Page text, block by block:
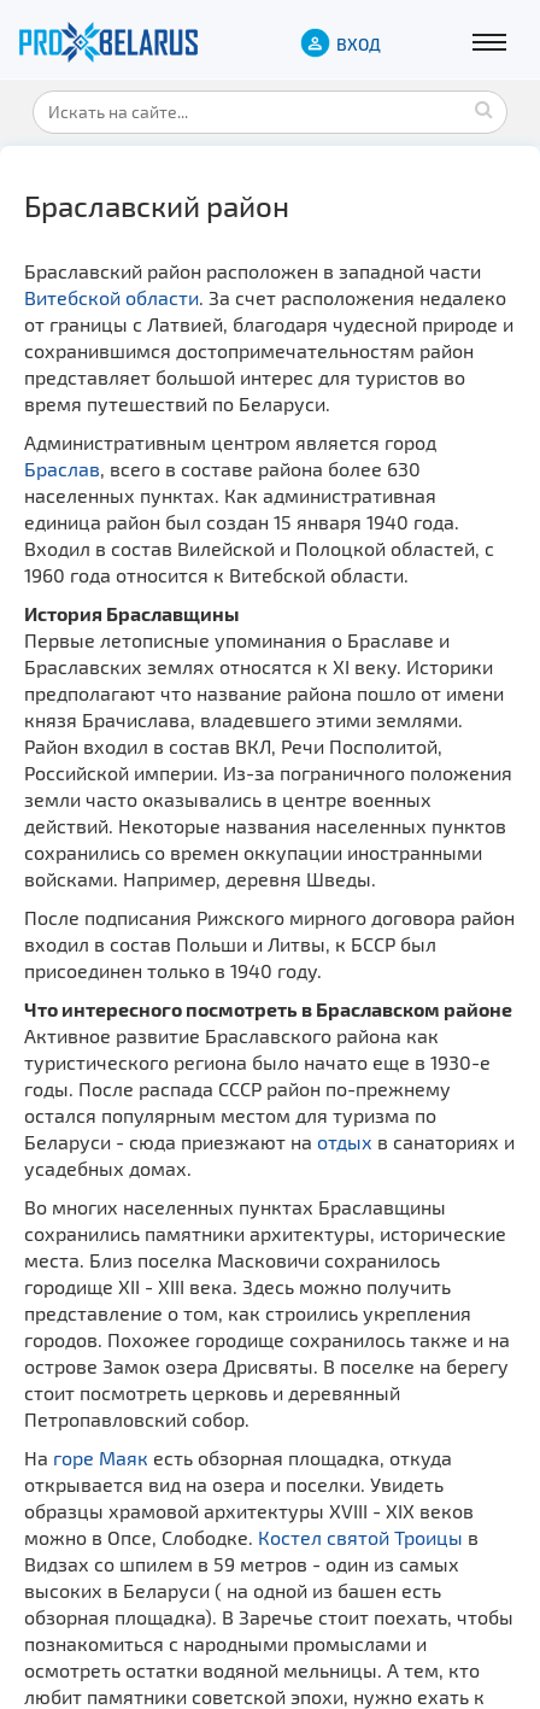
ВХОД
Браславский район
Браславский район расположен в западной части
Витебской области . За счет расположения недалеко
от границы с Латвией, благодаря чудесной природе и
сохранившимся достопримечательностям район
представляет большой интерес для туристов во
время путешествий по Беларуси.
Административным центром является город
Браслав , всего в составе района более 630
населенных пунктах. Как административная
единица район был создан 15 января 1940 года.
Входил в состав Вилейской и Полоцкой областей, с
1960 года относится к Витебской области.
История Браславщины
Первые летописные упоминания о Браславе и
Браславских землях относятся к XI веку. Историки
предполагают что название района пошло от имени
князя Брачислава, владевшего этими землями.
Район входил в состав ВКЛ, Речи Посполитой,
Российской империи. Из-за пограничного положения
земли часто оказывались в центре военных
действий. Некоторые названия населенных пунктов
сохранились со времен оккупации иностранными
войсками. Например, деревня Шведы.
После подписания Рижского мирного договора район
входил в состав Польши и Литвы, к БССР был
присоединен только в 1940 году.
Что интересного посмотреть в Браславском районе
Активное развитие Браславского района как
туристического региона было начато еще в 1930-е
годы. После распада СССР район по-прежнему
остался популярным местом для туризма по
Беларуси - сюда приезжают на отдых в санаториях и
усадебных домах.
Во многих населенных пунктах Браславщины
сохранились памятники архитектуры, исторические
места. Близ поселка Масковичи сохранилось
городище XII - XIII века. Здесь можно получить
представление о том, как строились укрепления
городов. Похожее городище сохранилось также и на
острове Замок озера Дрисвяты. В поселке на берегу
стоит посмотреть церковь и деревянный
Петропавловский собор.
На горе Маяк есть обзорная площадка, откуда
открывается вид на озера и поселки. Увидеть
образцы храмовой архитектуры XVIII - XIX веков
можно в Опсе, Слободке. Костел святой Троицы в
Видзах со шпилем в 59 метров - один из самых
высоких в Беларуси ( на одной из башен есть
обзорная площадка). В Заречье стоит поехать, чтобы
познакомиться с народными промыслами и
осмотреть остатки водяной мельницы. А тем, кто
любит памятники советской эпохи, нужно ехать к